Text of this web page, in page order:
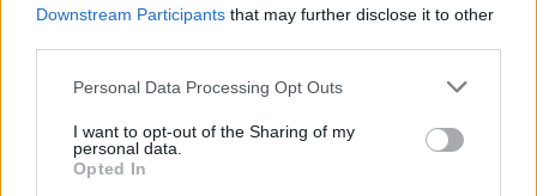
Downstream Participants that may further disclose it to other
Please note that this website/app uses one or more Google
not limited to your visit or usage behaviour. You may click to
grant or deny consent to Google and its third-party tags to
use your data for below specified purposes in below Google
Personal Data Processing Opt Outs
I want to opt-out of the Sharing of my
personal data.
Opted In
αναπτυσσόμενων χωρών της Ευρώπης και της
κεντρικής Ασίας, ενώ προτού ξεσπάσει η ένοπλη
σύρραξη ανέμενε ανάπτυξη 3%. Θα πρόκειται για